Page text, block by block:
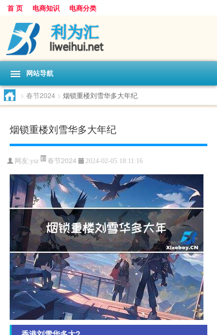
首 页 电商知识 电商分类
网站导航
> 春节2024 > 烟锁重楼刘雪华多大年纪
烟锁重楼刘雪华多大年纪
网友:ysz 春节2024 2024-02-05 18:11:16